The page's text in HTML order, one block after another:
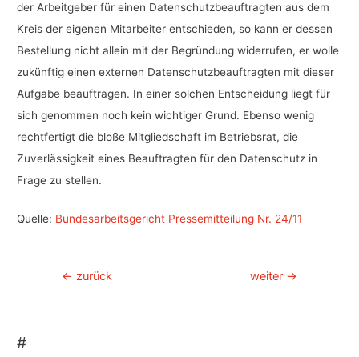
der Arbeitgeber für einen Datenschutzbeauftragten aus dem
Kreis der eigenen Mitarbeiter entschieden, so kann er dessen
Bestellung nicht allein mit der Begründung widerrufen, er wolle
zukünftig einen externen Datenschutzbeauftragten mit dieser
Aufgabe beauftragen. In einer solchen Entscheidung liegt für
sich genommen noch kein wichtiger Grund. Ebenso wenig
rechtfertigt die bloße Mitgliedschaft im Betriebsrat, die
Zuverlässigkeit eines Beauftragten für den Datenschutz in
Frage zu stellen.
Quelle: Bundesarbeitsgericht Pressemitteilung Nr. 24/11
Beitragsnavigation
← zurück weiter →
#